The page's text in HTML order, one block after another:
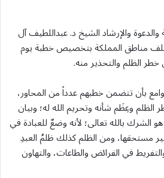
والإرشاد الشيخ د. عبداللطيف آل
مناطق المملكة بتخصيص خطبة يوم
الظلم والتحذير منه.
بأن تتضمن خطبهم عدداً من المحاور،
الظلم وعِظَم شأنه وتحريم الله له؛ وبيان
الشرك بالله تعالى؛ لأنه وضعٌ للعبادة في
مستحقها، ومن الظلم كذلك ظلمُ العبدِ
في الفرائض والطاعات، والتهاون